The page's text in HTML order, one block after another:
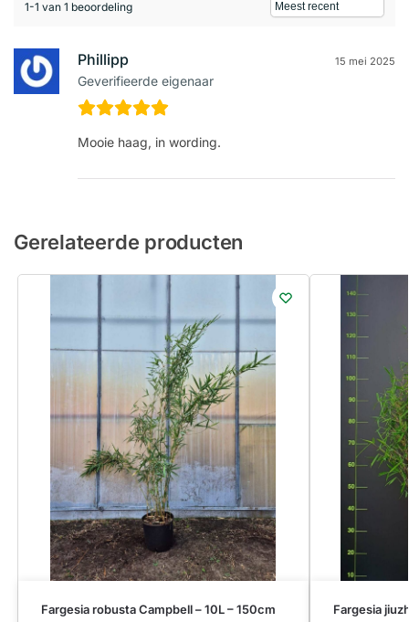
1-1 van 1 beoordeling
Phillipp
Geverifieerde eigenaar
15 mei 2025
Mooie haag, in wording.
Gerelateerde producten
Fargesia robusta Campbell – 10L – 150cm Fargesia